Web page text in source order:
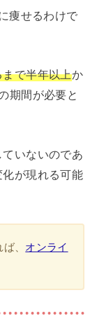
痩せるわけで
で半年以上か
期間が必要と
いないのであ
が現れる可能
、 オンライ